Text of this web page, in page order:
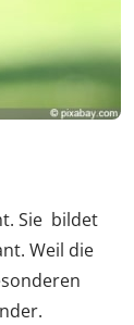
Sie bildet
Weil die